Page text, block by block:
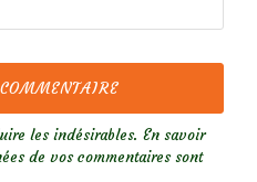
les indésirables. En savoir
de vos commentaires sont